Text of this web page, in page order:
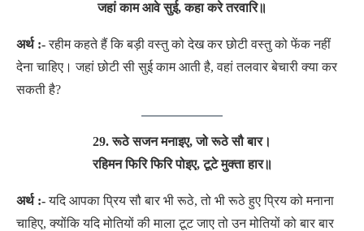
जहां काम आवे सुई, कहा करे तरवारि॥
अर्थ :-रहीम कहते हैं कि बड़ी वस्तु को देख कर छोटी वस्तु को फेंक नहीं
देना चाहिए। जहां छोटी सी सुई काम आती है, वहां तलवार बेचारी क्या कर
सकती है?
29. रूठे सजन मनाइए, जो रूठे सौ बार।
रहिमन फिरि फिरि पोइए, टूटे मुक्ता हार॥
अर्थ :-यदि आपका प्रिय सौ बार भी रूठे, तो भी रूठे हुए प्रिय को मनाना
चाहिए, क्योंकि यदि मोतियों की माला टूट जाए तो उन मोतियों को बार बार